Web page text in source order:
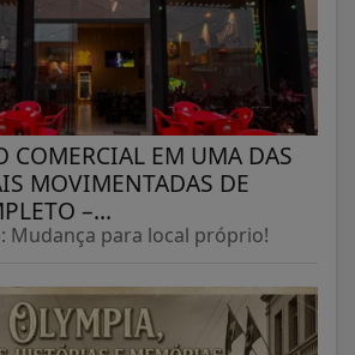
COMERCIAL EM UMA DAS
MOVIMENTADAS DE
–...
Mudança para local próprio!